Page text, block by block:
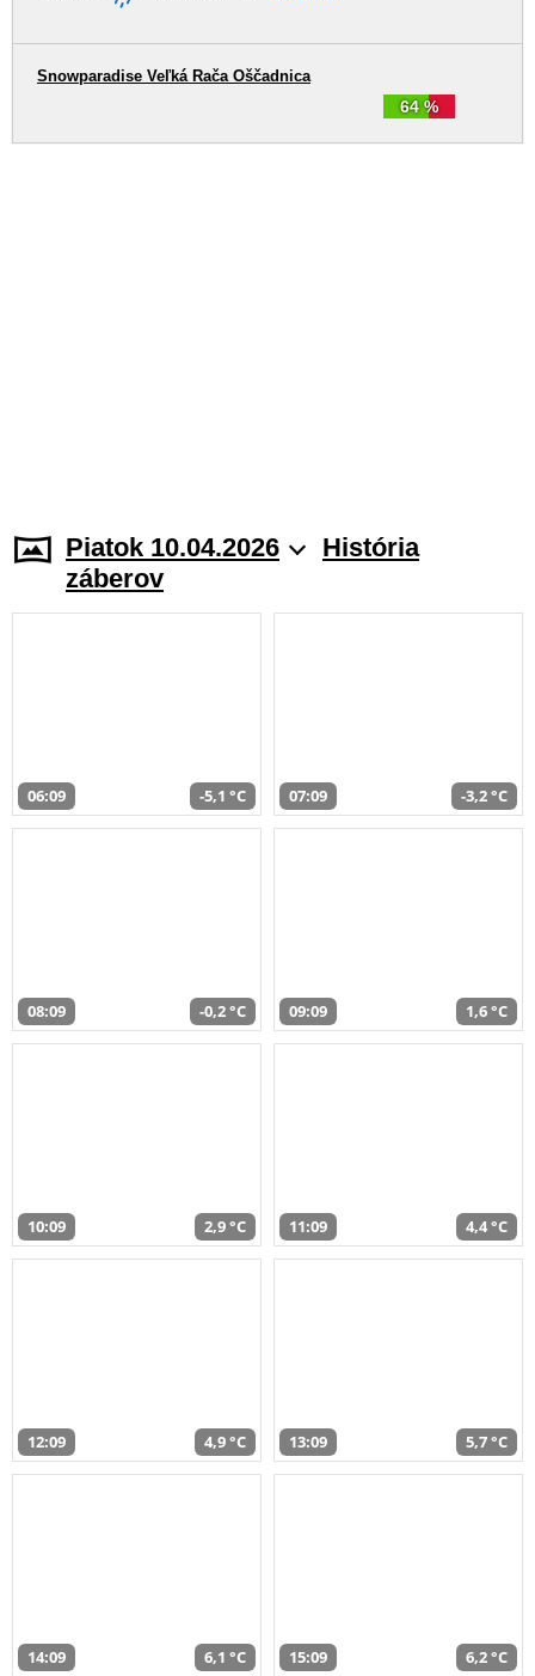
64 %
Snowparadise Veľká Rača Oščadnica
Piatok 10.04.2026
História
záberov
06:09 -5,1 °C 07:09 -3,2 °C
08:09 -0,2 °C 09:09 1,6 °C
10:09 2,9 °C 11:09 4,4 °C
12:09 4,9 °C 13:09 5,7 °C
14:09 6,1 °C 15:09 6,2 °C